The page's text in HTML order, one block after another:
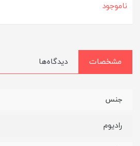
ناموجود
مشخصات دیدگاه‌ها
جنس
رادیوم